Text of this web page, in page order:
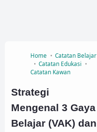
Home
Catatan Belajar
Catatan Edukasi
Catatan Kawan
Strategi
Mengenal 3 Gaya
Belajar (VAK) dan